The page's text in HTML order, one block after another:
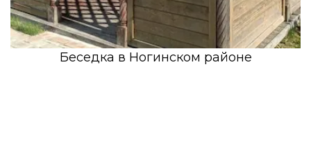
Беседка в Ногинском районе